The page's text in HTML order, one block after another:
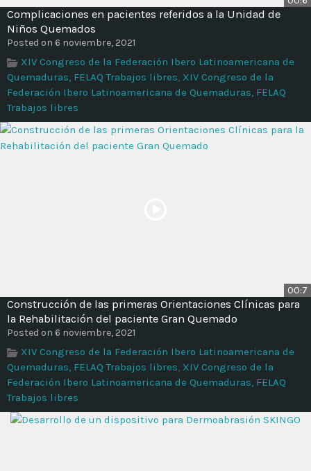
Time
Complicaciones en pacientes referidos a la Unidad de
Niños Quemados
Posted on 6 noviembre, 2021
XIV Congreso de la Federación Ibero Latinoamericana de
Quemaduras, FELAQ Trabajos libres, XIV Congreso de la
Federación Ibero Latinoamericana de Quemaduras, FELAQ
Trabajos libres
00:7
Construcción de las primeras Orientaciones Clínicas para
la Rehabilitación del paciente Gran Quemado
Posted on 6 noviembre, 2021
XIV Congreso de la Federación Ibero Latinoamericana de
Quemaduras, FELAQ Trabajos libres, XIV Congreso de la
Federación Ibero Latinoamericana de Quemaduras, FELAQ
Trabajos libres